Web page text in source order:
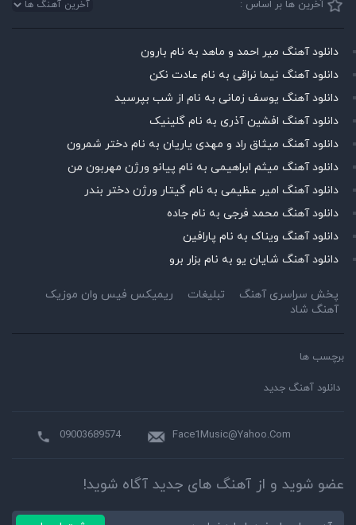
آخرین ها بر اساس :
دانلود آهنگ میر احمد و ماهد به نام بارون
دانلود آهنگ نیما نراقی به نام عادت نکن
دانلود آهنگ یوسف زمانی به نام از شب بپرسید
دانلود آهنگ افشین آذری به نام گلینیک
دانلود آهنگ میثاق راد و مهدی یاریان به نام دختر شمرون
دانلود آهنگ میثم ابراهیمی به نام پیانو ورژن مهربون من
دانلود آهنگ امیر عظیمی به نام گیتار ورژن دختر بندر
دانلود آهنگ محمد فرجی به نام جاده
دانلود آهنگ ویناک به نام پارافین
دانلود آهنگ شایان یو به نام بزار برو
پخش سراسری آهنگ تبلیغات
ریمیکس فیس وان موزیک
آهنگ شاد
برچسب ها
دانلود آهنگ جدید
Face1Music@Yahoo.Com
09003689574
عضو شوید و از آهنگ های جدید آگاه شوید!